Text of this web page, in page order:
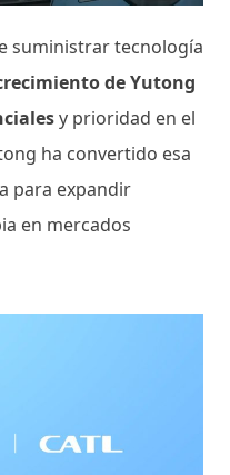
suministrar tecnología
de Yutong
y prioridad en el
ha convertido esa
para expandir
en mercados